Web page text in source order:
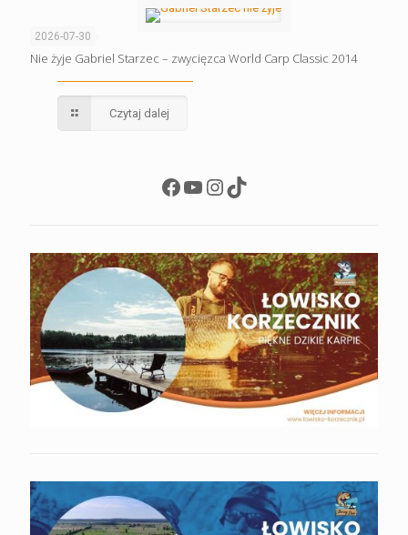
2026-07-30
Nie żyje Gabriel Starzec – zwycięzca World Carp Classic 2014
Czytaj dalej
Facebook
YouTube
Instagram
TikTok